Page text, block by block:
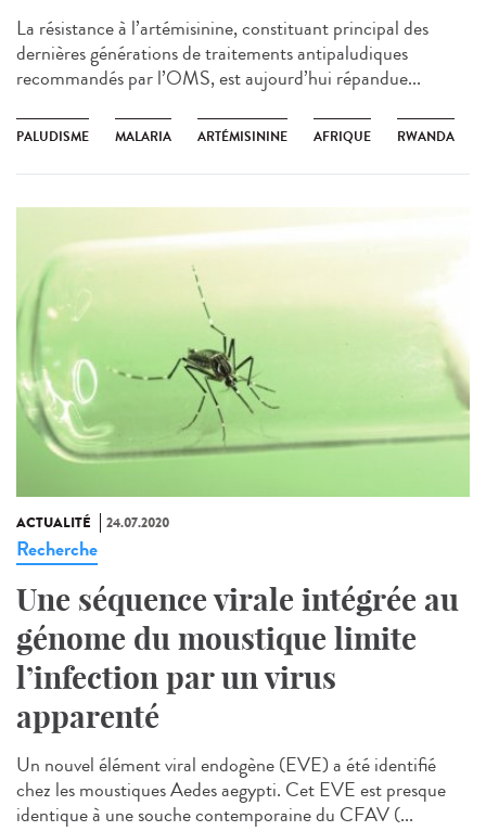
La résistance à l’artémisinine, constituant principal des
dernières générations de traitements antipaludiques
recommandés par l’OMS, est aujourd’hui répandue...
PALUDISME MALARIA ARTÉMISININE AFRIQUE RWANDA
ACTUALITÉ 24.07.2020
Recherche
Une séquence virale intégrée au
génome du moustique limite
l’infection par un virus
apparenté
Un nouvel élément viral endogène (EVE) a été identifié
chez les moustiques Aedes aegypti. Cet EVE est presque
identique à une souche contemporaine du CFAV (...